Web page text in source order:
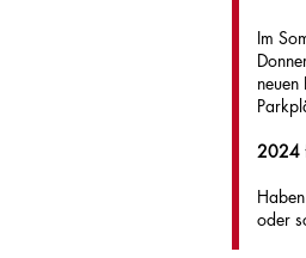
Im
2024
oder